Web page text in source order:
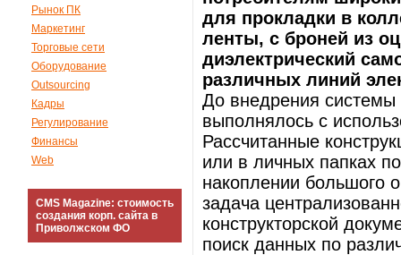
Рынок ПК
Маркетинг
Торговые сети
Оборудование
Outsourcing
Кадры
Регулирование
Финансы
Web
CMS Magazine: стоимость
создания корп. сайта в
Приволжском ФО
для прокладки в
ленты, с броней из
диэлектрический
различных линий
До внедрения
выполнялось с
Рассчитанные
или в личных папках
накоплении большого
задача
конструкторской
поиск данных по